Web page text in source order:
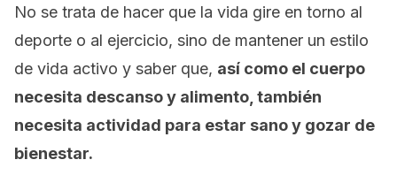
No se trata de hacer que la vida gire en torno al
deporte o al ejercicio, sino de mantener un estilo
de vida activo y saber que, así como el cuerpo
necesita descanso y alimento, también
necesita actividad para estar sano y gozar de
bienestar.